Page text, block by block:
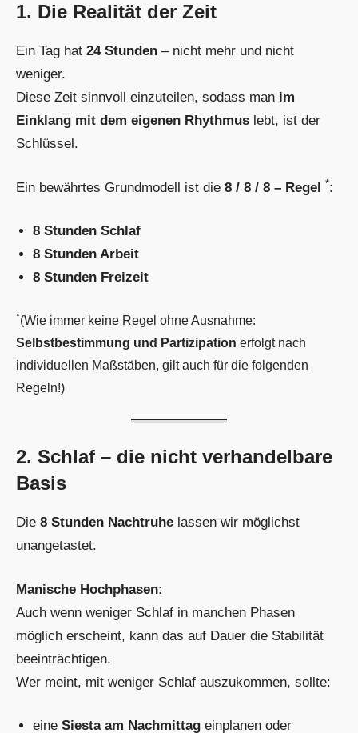
1. Die Realität der Zeit
Ein Tag hat 24 Stunden – nicht mehr und nicht
weniger.
Diese Zeit sinnvoll einzuteilen, sodass man im
Einklang mit dem eigenen Rhythmus lebt, ist der
Schlüssel.
Ein bewährtes Grundmodell ist die 8 / 8 / 8 – Regel *:
8 Stunden Schlaf
8 Stunden Arbeit
8 Stunden Freizeit
*(Wie immer keine Regel ohne Ausnahme:
Selbstbestimmung und Partizipation erfolgt nach
individuellen Maßstäben, gilt auch für die folgenden
Regeln!)
2. Schlaf – die nicht verhandelbare
Basis
Die 8 Stunden Nachtruhe lassen wir möglichst
unangetastet.
Manische Hochphasen:
Auch wenn weniger Schlaf in manchen Phasen
möglich erscheint, kann das auf Dauer die Stabilität
beeinträchtigen.
Wer meint, mit weniger Schlaf auszukommen, sollte:
eineSiesta am Nachmittag einplanen oder